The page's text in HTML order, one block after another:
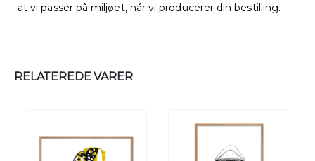
at vi passer på miljøet, når vi producerer din bestilling.
RELATEREDE VARER